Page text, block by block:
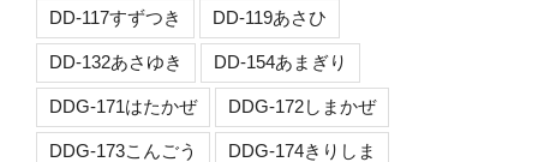
DD-117すずつき DD-119あさひ
DD-132あさゆき DD-154あまぎり
DDG-171はたかぜ DDG-172しまかぜ
DDG-173こんごう DDG-174きりしま